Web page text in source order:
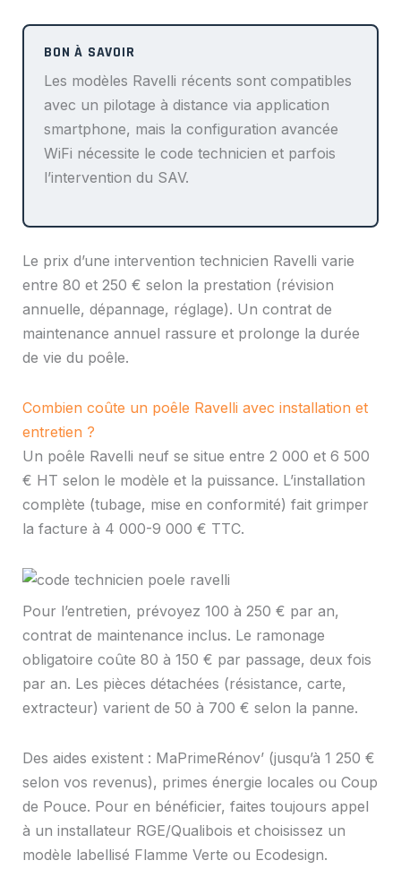
Les modèles Ravelli récents sont compatibles
avec un pilotage à distance via application
smartphone, mais la configuration avancée
WiFi nécessite le code technicien et parfois
l’intervention du SAV.
Le prix d’une intervention technicien Ravelli varie
entre 80 et 250 € selon la prestation (révision
annuelle, dépannage, réglage). Un contrat de
maintenance annuel rassure et prolonge la durée
de vie du poêle.
Combien coûte un poêle Ravelli avec installation et
entretien ?
Un poêle Ravelli neuf se situe entre 2 000 et 6 500
€ HT selon le modèle et la puissance. L’installation
complète (tubage, mise en conformité) fait grimper
la facture à 4 000-9 000 € TTC.
Pour l’entretien, prévoyez 100 à 250 € par an,
contrat de maintenance inclus. Le ramonage
obligatoire coûte 80 à 150 € par passage, deux fois
par an. Les pièces détachées (résistance, carte,
extracteur) varient de 50 à 700 € selon la panne.
Des aides existent : MaPrimeRénov’ (jusqu’à 1 250 €
selon vos revenus), primes énergie locales ou Coup
de Pouce. Pour en bénéficier, faites toujours appel
à un installateur RGE/Qualibois et choisissez un
modèle labellisé Flamme Verte ou Ecodesign.